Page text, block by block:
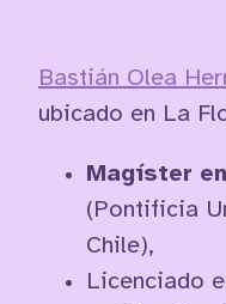
Bastián Olea
ubicado en La
Magíster
(Pontificia
Chile),
Licenciado